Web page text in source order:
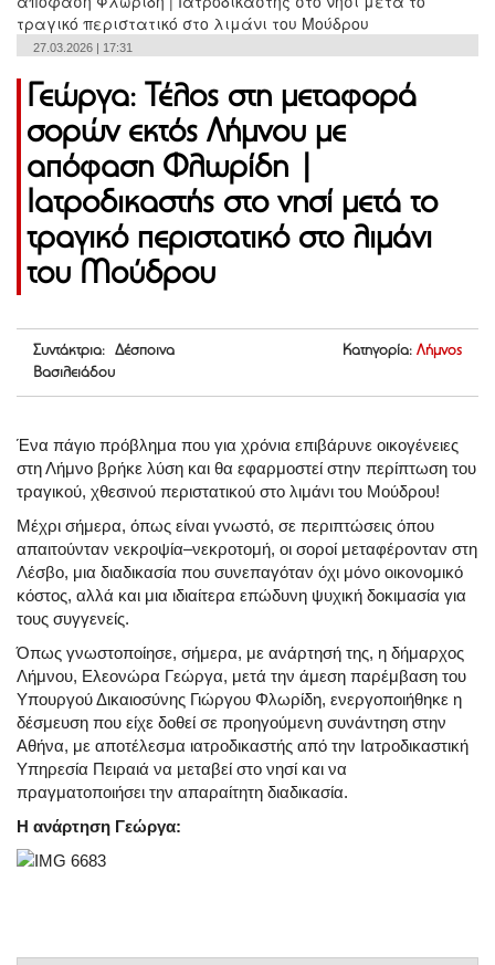
27.03.2026 | 17:31
Γεώργα: Τέλος στη μεταφορά
σορών εκτός Λήμνου με
απόφαση Φλωρίδη |
Ιατροδικαστής στο νησί μετά το
τραγικό περιστατικό στο λιμάνι
του Μούδρου
Συντάκτρια: Δέσποινα
Βασιλειάδου
Κατηγορία: Λήμνος
Ένα πάγιο πρόβλημα που για χρόνια επιβάρυνε οικογένειες
στη Λήμνο βρήκε λύση και θα εφαρμοστεί στην περίπτωση του
τραγικού, χθεσινού περιστατικού στο λιμάνι του Μούδρου!
Μέχρι σήμερα, όπως είναι γνωστό, σε περιπτώσεις όπου
απαιτούνταν νεκροψία–νεκροτομή, οι σοροί μεταφέρονταν στη
Λέσβο, μια διαδικασία που συνεπαγόταν όχι μόνο οικονομικό
κόστος, αλλά και μια ιδιαίτερα επώδυνη ψυχική δοκιμασία για
τους συγγενείς.
Όπως γνωστοποίησε, σήμερα, με ανάρτησή της, η δήμαρχος
Λήμνου, Ελεονώρα Γεώργα, μετά την άμεση παρέμβαση του
Υπουργού Δικαιοσύνης Γιώργου Φλωρίδη, ενεργοποιήθηκε η
δέσμευση που είχε δοθεί σε προηγούμενη συνάντηση στην
Αθήνα, με αποτέλεσμα ιατροδικαστής από την Ιατροδικαστική
Υπηρεσία Πειραιά να μεταβεί στο νησί και να
πραγματοποιήσει την απαραίτητη διαδικασία.
Η ανάρτηση Γεώργα: